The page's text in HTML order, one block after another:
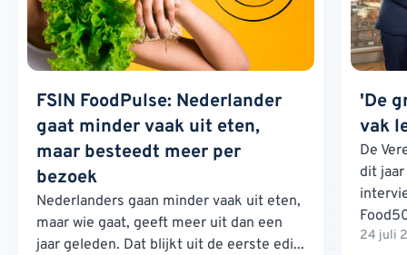
FSIN FoodPulse: Nederlander
gaat minder vaak uit eten,
maar besteedt meer per
bezoek
Nederlanders gaan minder vaak uit eten,
maar wie gaat, geeft meer uit dan een
jaar geleden. Dat blijkt uit de eerste edi...
'De
vak
De
dit
24 juli